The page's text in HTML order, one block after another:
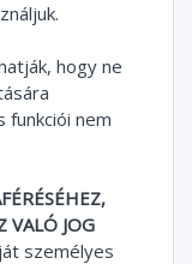
hogy ne
funkciói nem
VALÓ JOG
személyes